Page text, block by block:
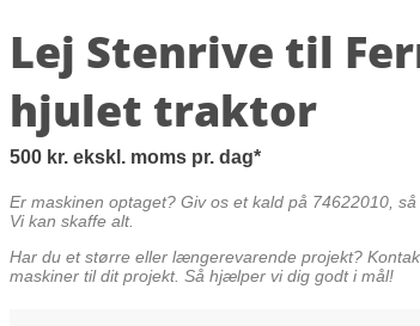
Lej Stenrive til
hjulet traktor
500 kr. ekskl. moms pr. dag
Er maskinen optaget? Giv os et kald på 74622010,
Vi kan skaffe alt.
Har du et større eller længerevarende projekt?
maskiner til dit projekt. Så hjælper vi dig godt i mål!